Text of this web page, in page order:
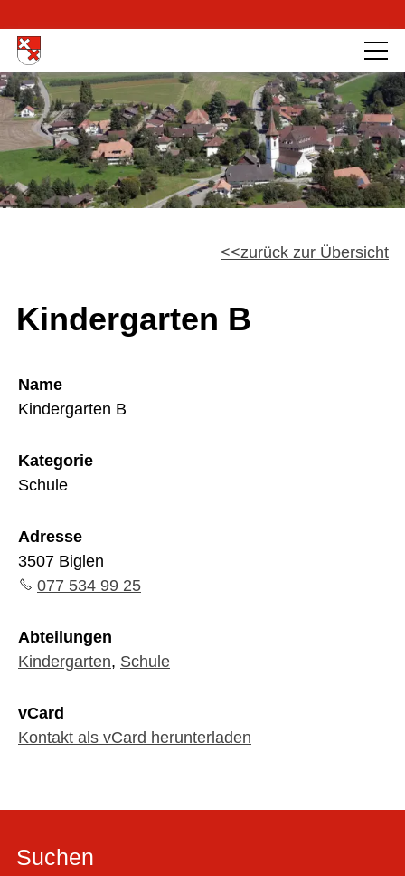
zurück zur Übersicht
Kindergarten B
Name
Kindergarten B
Kategorie
Schule
Adresse
3507 Biglen
077 534 99 25
Abteilungen
Kindergarten, Schule
vCard
Kontakt als vCard herunterladen
Suchen